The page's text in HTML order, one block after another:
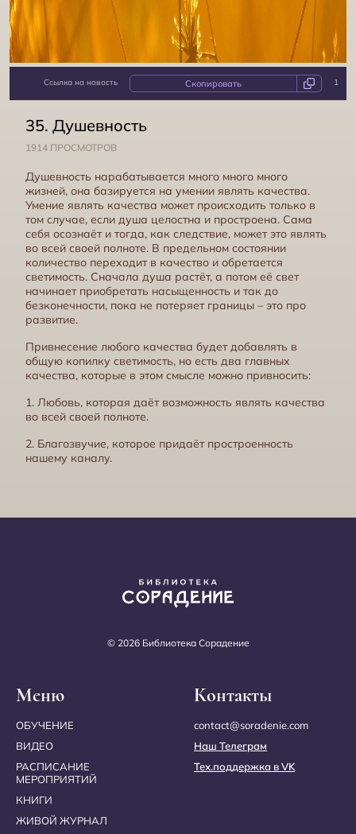
Ссылка на новость 1
35. Душевность
1914 ПРОСМОТРОВ
Душевность нарабатывается много много много
жизней, она базируется на умении являть качества.
Умение являть качества может происходить только в
том случае, если душа целостна и простроена. Сама
себя осознаёт и тогда, как следствие, может это являть
во всей своей полноте. В предельном состоянии
количество переходит в качество и обретается
светимость. Сначала душа растёт, а потом её свет
начинает приобретать насыщенность и так до
безконечности, пока не потеряет границы – это про
развитие.
Привнесение любого качества будет добавлять в
общую копилку светимость, но есть два главных
качества, которые в этом смысле можно привносить:
1. Любовь, которая даёт возможность являть качества
во всей своей полноте.
2. Благозвучие, которое придаёт простроенность
нашему каналу.
9. Великодушие
10. Бескорыстие
18. Благочестие
© 2026 Библиотека Сорадение
Меню
ОБУЧЕНИЕ
ВИДЕО
РАСПИСАНИЕ
МЕРОПРИЯТИЙ
КНИГИ
ЖИВОЙ ЖУРНАЛ
Контакты
contact@soradenie.com
Наш Телеграм
Тех.поддержка в VK